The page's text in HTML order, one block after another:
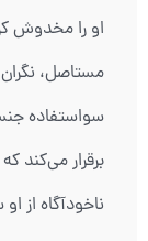
او را مخدوش
مستاصل،
سواستفاده
برقرار می‌کند
ناخودآگاه از